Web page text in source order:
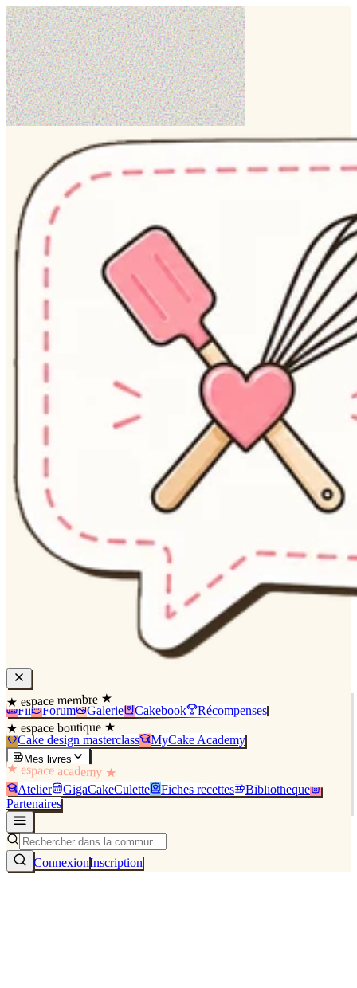
★ espace membre ★
Fil Forum Galerie Cakebook Récompenses
★ espace boutique ★
Cake design masterclass MyCake Academy
Mes livres
★ espace academy ★
Atelier GigaCakeCulette Fiches recettes
Bibliothèque
Partenaires
ConnexionInscription